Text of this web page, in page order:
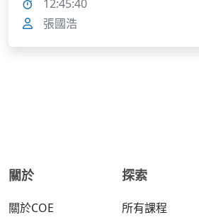
12:45:40
張國浩
關於
關於COE
探索
所有課程